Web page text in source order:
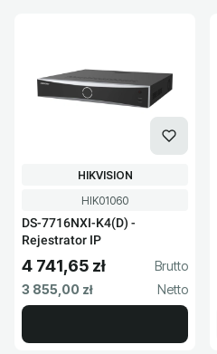
Kod produktu
HIK01060
DS-7716NXI-K4(D) -
Rejestrator IP
PRODUCENT
HIKVISION
Cena brutto
4 741,65 zł
Cena netto
3 855,00 zł